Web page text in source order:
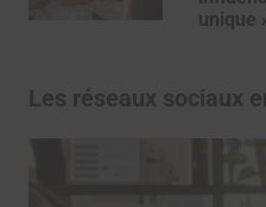
unique
Les réseaux sociaux